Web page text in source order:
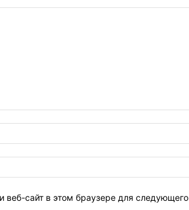
веб-сайт в этом браузере для следующего